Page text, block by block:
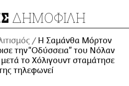
ΔΗΜΟΦΙΛΗ
Η Σαμάνθα Μόρτον
την “Οδύσσεια” του Νόλαν
μετά το Χόλιγουντ σταμάτησε
τηλεφωνεί